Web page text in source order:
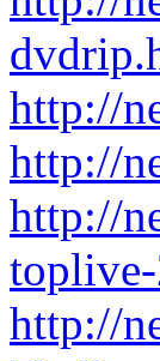
http://
http://
http://
http://